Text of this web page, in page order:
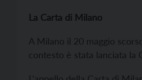
La Carta di Milano
A Milano il 20 maggio
contesto è stata lanciata la